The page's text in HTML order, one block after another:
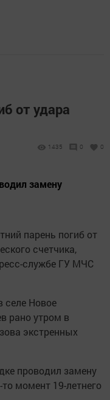
от удара
1435 0 0
замену
парень погиб от
счетчика,
службе ГУ МЧС
селе Новое
рано утром в
экстренных
проводил замену
момент 19-летнего